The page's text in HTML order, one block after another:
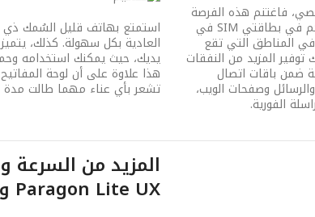
فاغتنم هذه الفرصة
التي تتيح لك إمكانية التنظيم وتحقيق التوازن بين العمل والحياة. استمتع بالتحكم في بطاقتي SIM في
في المناطق التي تقع
المزيد من النفقات
ضمن باقات اتصال
وصفحات الويب،
استمتع بهاتف قليل السُمك ذي
العادية بكل سهولة. كذلك،
يديك، حيث يمكنك استخدامه
هذا علاوة على أن لوحة
تشعر بأي عناء مهما طالت مدة
المزيد من
Paragon Lite UX وDual SIM UX